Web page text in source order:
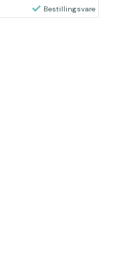
Bestillingsvare